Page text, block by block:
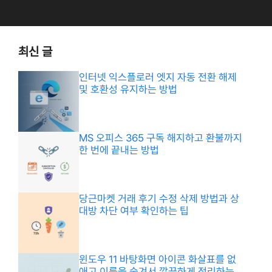
최신 글
인터넷 익스플로러 엣지 자동 전환 해제
및 호환성 유지하는 방법
MS 오피스 365 구독 해지하고 환불까지
한 번에 끝내는 방법
당근마켓 거래 후기 수정 삭제 방법과 상
대방 차단 여부 확인하는 팁
윈도우 11 바탕화면 아이콘 화살표를 없